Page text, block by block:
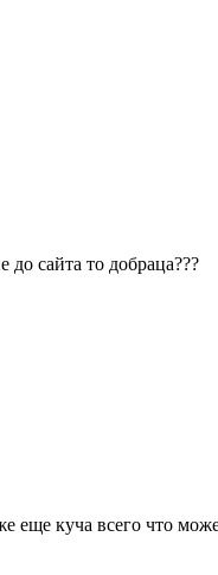
сайта то добраца???
еще куча всего что